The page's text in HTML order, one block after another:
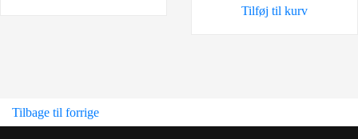
Tilføj til kurv
Tilbage til forrige